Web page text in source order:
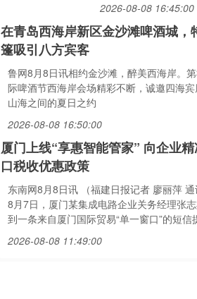
2026-08-08 16:45:00
在青岛西海岸新区金沙滩啤酒城，
篷吸引八方宾客
鲁网8月8日讯相约金沙滩，醉美西海岸。
际啤酒节西海岸会场精彩不断，诚邀四海
山海之间的夏日之约
2026-08-08 16:50:00
厦门上线“享惠智能管家” 向企业
口税收优惠政策
东南网8月8日讯 （福建日报记者 廖丽萍 通
8月7日，厦门某集成电路企业关务经理张
到一条来自厦门国际贸易“单一窗口”的短信
2026-08-08 11:49:00